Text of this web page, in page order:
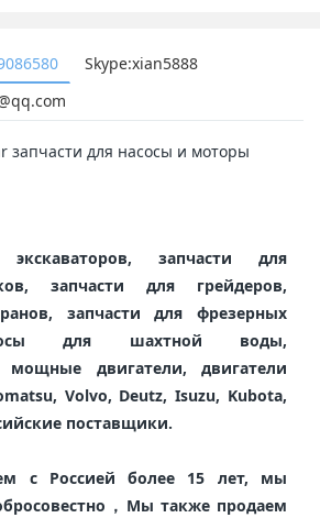
Skype:xian5888
запчасти для насосы и моторы
запчасти для
запчасти для грейдеров,
запчасти для фрезерных
для шахтной воды,
мощные двигатели, двигатели
Volvo, Deutz, Isuzu, Kubota,
поставщики.
с Россией более 15 лет, мы
，Мы также продаем